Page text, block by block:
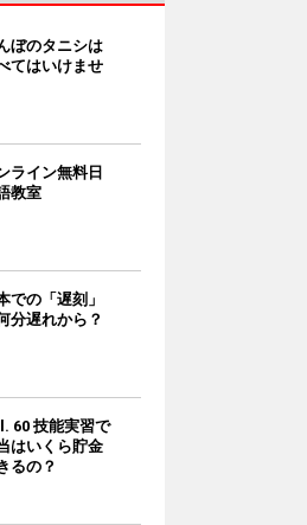
ぼのタニシは
てはいけませ
ライン無料日
教室
での「遅刻」
分遅れから？
60 技能実習で
はいくら貯金
るの？